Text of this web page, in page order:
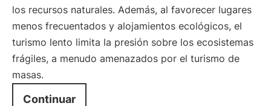
los recursos naturales. Además, al favorecer lugares
menos frecuentados y alojamientos ecológicos, el
turismo lento limita la presión sobre los ecosistemas
frágiles, a menudo amenazados por el turismo de
masas.
Continuar